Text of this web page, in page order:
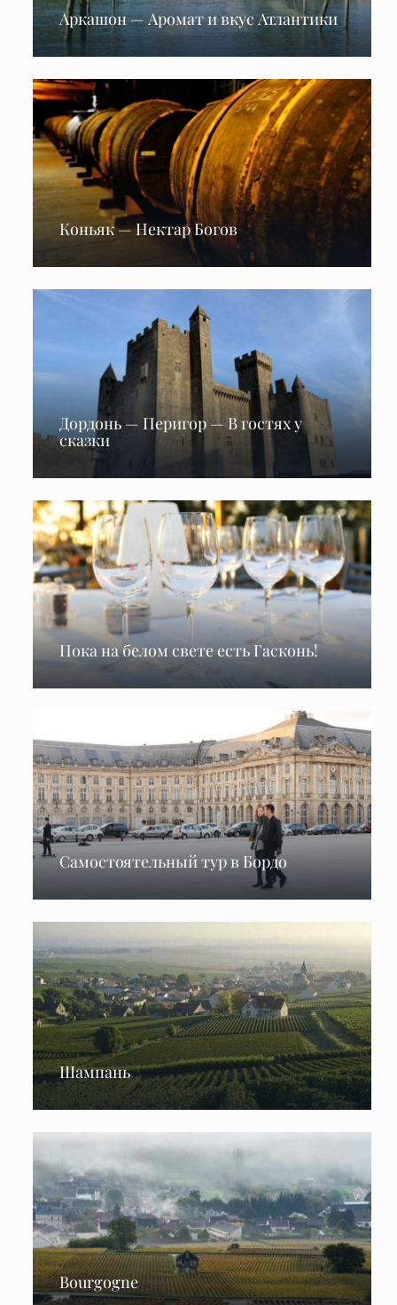
Аркашон — Аромат и вкус Атлантики
Коньяк — Нектар Богов
Дордонь — Перигор — В гостях у
сказки
Пока на белом свете есть Гасконь!
Самостоятельный тур в Бордо
Шампань
Bourgogne